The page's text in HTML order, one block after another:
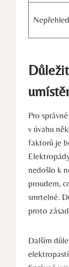
Pro
v úvahu
faktorů je
nedošlo k
proudem,
smrtelné.
proto
Dalším